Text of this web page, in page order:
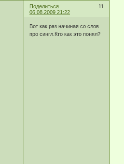
Поделиться
11
06.08.2009 21:22
Вот как раз начиная со слов
про сингл.Кто как это понял?